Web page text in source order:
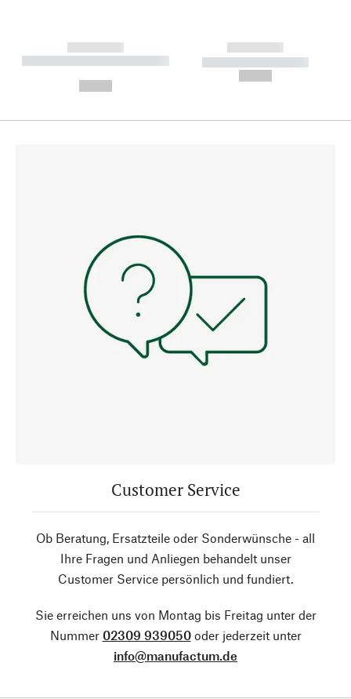
------------
----------- ----------- --------
------------
----------- -----------
Customer Service
Ob Beratung, Ersatzteile oder Sonderwünsche - all
Ihre Fragen und Anliegen behandelt unser
Customer Service persönlich und fundiert.
Sie erreichen uns von Montag bis Freitag unter der
Nummer 02309 939050oder jederzeit unter
info@manufactum.de